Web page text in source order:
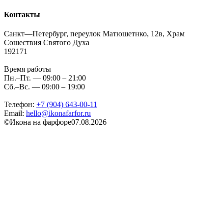
Контакты
Санкт—Петербург, переулок Матюшетнко, 12в, Храм
Сошествия Святого Духа
192171
Время работы
Пн.–Пт. — 09:00 – 21:00
Сб.–Вс. — 09:00 – 19:00
Телефон: +7 (904) 643-00-11
Email: hello@ikonafarfor.ru
©Икона на фарфоре07.08.2026